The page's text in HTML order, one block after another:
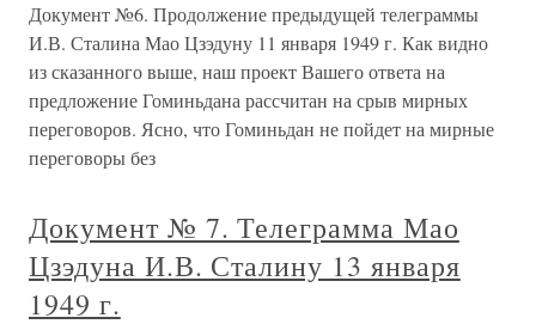
Документ №6. Продолжение предыдущей телеграммы
И.В. Сталина Мао Цзэдуну 11 января 1949 г. Как видно
из сказанного выше, наш проект Вашего ответа на
предложение Гоминьдана рассчитан на срыв мирных
переговоров. Ясно, что Гоминьдан не пойдет на мирные
переговоры без
Документ № 7. Телеграмма Мао
Цзэдуна И.В. Сталину 13 января
1949 г.